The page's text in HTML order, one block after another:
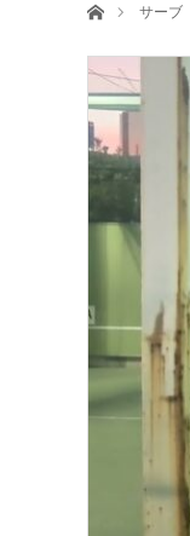
ホームサーブ